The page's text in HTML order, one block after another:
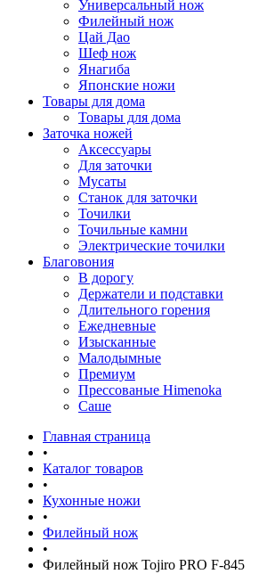
Универсальный нож
Филейный нож
Цай Дао
Шеф нож
Янагиба
Японские ножи
Товары для дома
Товары для дома
Заточка ножей
Аксессуары
Для заточки
Мусаты
Станок для заточки
Точилки
Точильные камни
Электрические точилки
Благовония
В дорогу
Держатели и подставки
Длительного горения
Ежедневные
Изысканные
Малодымные
Премиум
Прессованые Himenoka
Саше
Главная страница
•
Каталог товаров
•
Кухонные ножи
•
Филейный нож
•
Филейный нож Tojiro PRO F-845